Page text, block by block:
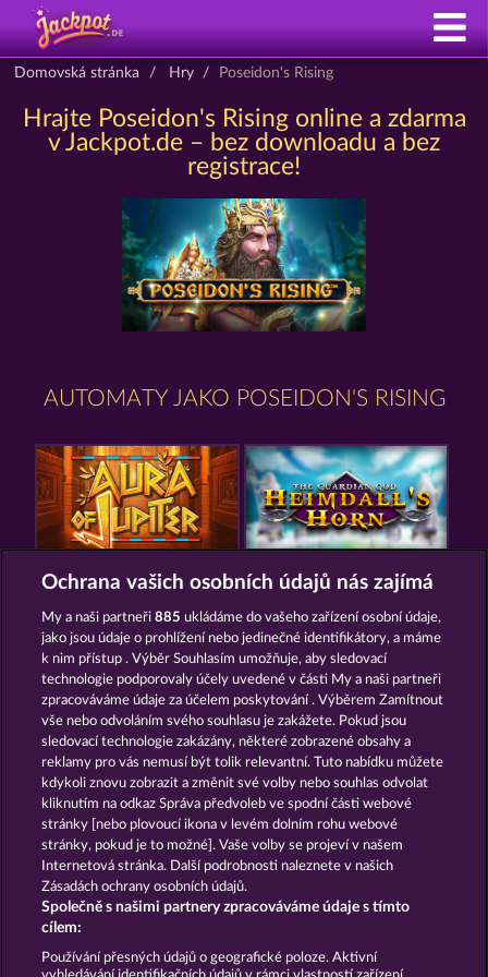
Domovská stránka Hry Poseidon's Rising
Hrajte Poseidon's Rising online a zdarma
v Jackpot.de – bez downloadu a bez
registrace!
AUTOMATY JAKO POSEIDON'S RISING
AURA OF JUPITER
GATES OF ISHTAR MEDUSA'S LAIR
Podmínky Prohlášení o ochraně údajů
Kontakt Společnost Časté dotazy
Glosář Partnerský program Facebook
Podat Žádost o Odstoupení
Ochrana vašich osobních údajů nás zajímá
My a naši partneři885 ukládáme do vašeho zařízení osobní údaje,
jako jsou údaje o prohlížení nebo jedinečné identifikátory, a máme
k nim přístup . Výběr Souhlasím umožňuje, aby sledovací
technologie podporovaly účely uvedené v části My a naši partneři
zpracováváme údaje za účelem poskytování . Výběrem Zamítnout
vše nebo odvoláním svého souhlasu je zakážete. Pokud jsou
sledovací technologie zakázány, některé zobrazené obsahy a
reklamy pro vás nemusí být tolik relevantní. Tuto nabídku můžete
kdykoli znovu zobrazit a změnit své volby nebo souhlas odvolat
kliknutím na odkaz Správa předvoleb ve spodní části webové
stránky [nebo plovoucí ikona v levém dolním rohu webové
stránky, pokud je to možné]. Vaše volby se projeví v našem
Internetová stránka. Další podrobnosti naleznete v našich
Zásadách ochrany osobních údajů.
Společně s našimi partnery zpracováváme údaje s tímto
cílem:
Používání přesných údajů o geografické poloze. Aktivní